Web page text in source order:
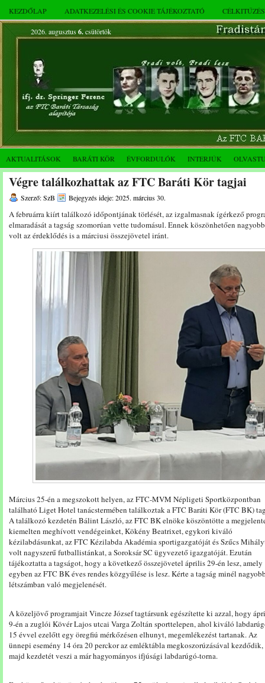
KEZDŐLAP ADATKEZELÉSI ÉS COOKIE TÁJÉKOZTATÓ
2026. augusztus 6.csütörtök
AKTUALITÁSOK BARÁTI KÖR ÉVFORDULÓK INTERJÚK
Végre találkozhattak az FTC Baráti Kör tagjai
Szerző: SzB Bejegyzés ideje: 2025. március 30.
A februárra kiírt találkozó időpontjának törlését, az izgalmasnak ígérkező
elmaradását a tagság szomorúan vette tudomásul. Ennek köszönhetően nagyobb
volt az érdeklődés is a márciusi összejövetel iránt.
Március 25-én a megszokott helyen, az FTC-MVM Népligeti Sportközpontban
található Liget Hotel tanácstermében találkoztak a FTC Baráti Kör (FTC BK)
A találkozó kezdetén Bálint László, az FTC BK elnöke köszöntötte a
kiemelten meghívott vendégeinket, Kökény Beatrixet, egykori kiváló
kézilabdásunkat, az FTC Kézilabda Akadémia sportigazgatóját és Szűcs
volt nagyszerű futballistánkat, a Soroksár SC ügyvezető igazgatóját. Ezután
tájékoztatta a tagságot, hogy a következő összejövetel április 29-én lesz, amely
egyben az FTC BK éves rendes közgyűlése is lesz. Kérte a tagság minél
létszámban való megjelenését.
A közeljövő programjait Vincze József tagtársunk egészítette ki azzal, hogy
9-én a zuglói Kövér Lajos utcai Varga Zoltán sporttelepen, ahol kiváló
15 évvel ezelőtt egy öregfiú mérkőzésen elhunyt, megemlékezést tartanak. Az
ünnepi esemény 14 óra 20 perckor az emléktábla megkoszorúzásával kezdődik,
majd kezdetét veszi a már hagyományos ifjúsági labdarúgó-torna.